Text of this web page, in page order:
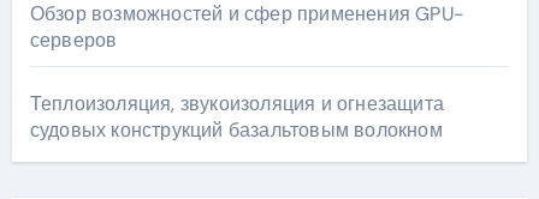
Обзор возможностей и сфер применения GPU-
серверов
Теплоизоляция, звукоизоляция и огнезащита
судовых конструкций базальтовым волокном